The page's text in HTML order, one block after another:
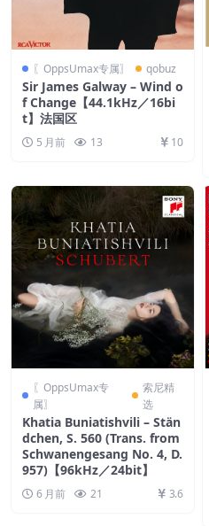
〖OppsUmax专属〗 qobuz
Sir James Galway – Wind o
f Change【44.1kHz／16bi
t】法国区
5 月前 13 10
〖OppsUmax专
属〗
索尼精
选
Khatia Buniatishvili – Stän
dchen, S. 560 (Trans. from
Schwanengesang No. 4, D.
957)【96kHz／24bit】
6 月前 21 3.6